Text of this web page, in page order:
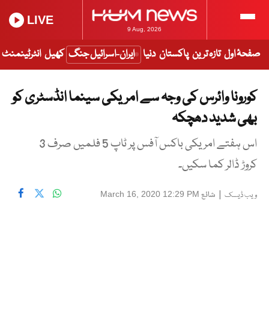
9 Aug, 2026
LIVE
صفحۂ اول تازہ ترین پاکستان دنیا ایران-اسرائیل جنگ کھیل انٹرٹینمنٹ
کورونا وائرس کی وجہ سے امریکی سینما انڈسٹری کو
بھی شدید دھچکہ
اس ہفتے امریکی باکس آفس پر ٹاپ 5 فلمیں صرف 3
کروڑ ڈالر کما سکیں۔
ویب ڈیسک | شائع March 16, 2020 12:29 PM